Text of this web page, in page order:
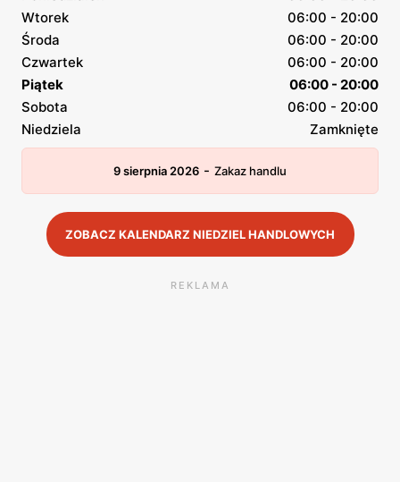
Wtorek
06:00 - 20:00
Środa
06:00 - 20:00
Czwartek
06:00 - 20:00
Piątek
06:00 - 20:00
Sobota
06:00 - 20:00
Niedziela
Zamknięte
9 sierpnia 2026 - Zakaz handlu
ZOBACZ KALENDARZ NIEDZIEL HANDLOWYCH
REKLAMA